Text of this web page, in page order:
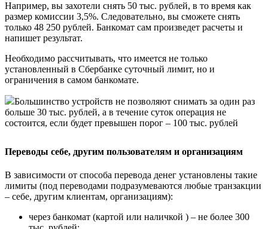
Например, вы захотели снять 50 тыс. рублей, в то время как
размер комиссии 3,5%. Следовательно, вы сможете снять
только 48 250 рублей. Банкомат сам произведет расчеты и
напишет результат.
Необходимо рассчитывать, что имеется не только
установленный в Сбербанке суточный лимит, но и
ограничения в самом банкомате.
Большинство устройств не позволяют снимать за один раз
больше 30 тыс. рублей, а в течение суток операция не
состоится, если будет превышен порог – 100 тыс. рублей
Переводы себе, другим пользователям и организациям
В зависимости от способа перевода денег установлены такие
лимиты (под переводами подразумеваются любые транзакции
– себе, другим клиентам, организациям):
через банкомат (картой или наличкой ) – не более 300